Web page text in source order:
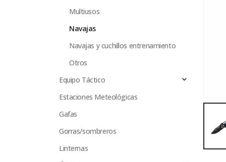
Multiusos
Navajas
Navajas y cuchillos entrenamiento
Otros
Equipo Táctico
Estaciones Meteológicas
Gafas
Gorras/sombreros
Linternas